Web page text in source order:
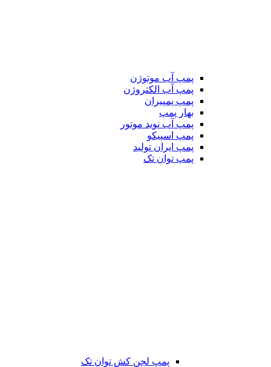
پمپ آب موتوژن
پمپ آب الکتروژن
پمپ پمپیران
بهار پمپ
پمپ آب نوید موتور
پمپ اسپیکو
پمپ ایران تولید
پمپ توان تک
پمپ لجن کش توان تک